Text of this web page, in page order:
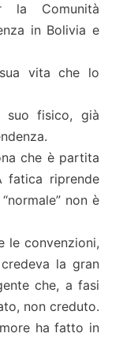
la Comunità
in Bolivia e
vita che lo
suo fisico, già
che è partita
fatica riprende
non è
le convenzioni,
la gran
che, a fasi
non creduto.
ha fatto in